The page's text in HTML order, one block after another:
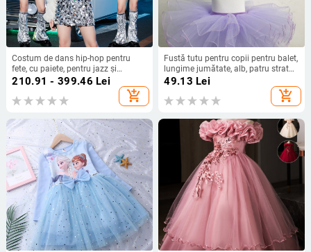
Costum de dans hip-hop pentru
fete, cu paiete, pentru jazz și
podium, țesătură poliester cu
tratament moale, 80% poliester,
pentru copii 8+ ani, Primăvara 2024
210.91 - 399.46 Lei
add_shopping_cart
Fustă tutu pentru copii pentru balet,
lungime jumătate, alb, patru straturi
plasă moale, fustă de practică
49.13 Lei
add_shopping_cart